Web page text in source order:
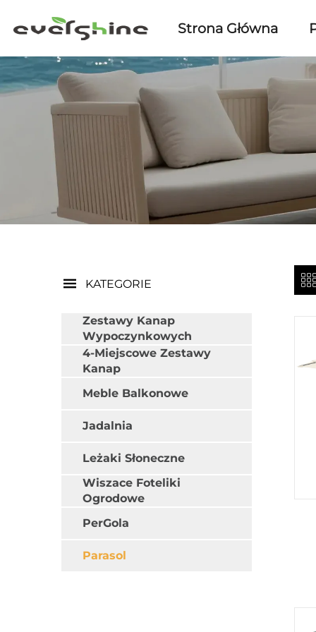
Strona Główna
KATEGORIE
Zestawy Kanap
Wypoczynkowych
4-Miejscowe Zestawy
Kanap
Meble Balkonowe
Jadalnia
Leżaki Słoneczne
Wiszace Foteliki
Ogrodowe
PerGola
Parasol